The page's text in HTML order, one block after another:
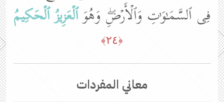
فِی ٱلسَّمَـٰوَ ٰ⁠تِ وَٱلۡأَرۡضِۖ وَهُوَٱلۡعَزِیزُ ٱلۡحَكِیمُ
﴿٢٤﴾
معاني المفردات